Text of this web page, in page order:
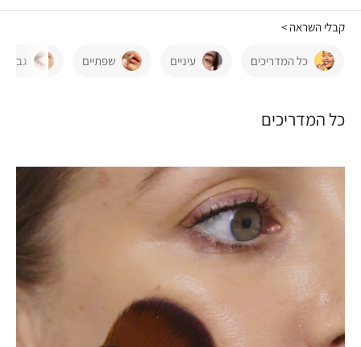
קבלי השראה >
כל המדריכים עיניים שפתיים גבות
כל המדריכים